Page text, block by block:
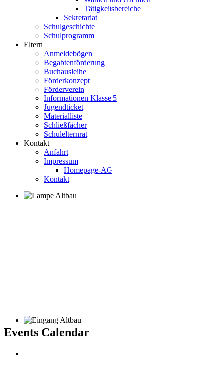
Tätigkeitsbereiche
Sekretariat
Schulgeschichte
Schulprogramm
Eltern
Anmeldebögen
Begabtenförderung
Buchausleihe
Förderkonzept
Förderverein
Informationen Klasse 5
Jugendticket
Materialliste
Schließfächer
Schulelternrat
Kontakt
Anfahrt
Impressum
Homepage-AG
Kontakt
Events Calendar